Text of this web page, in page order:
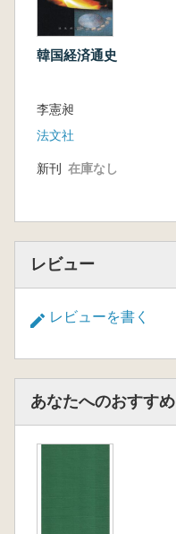
韓国経済通史
李憲昶
法文社
新刊 在庫なし
レビュー
レビューを書く
あなたへのおすすめ